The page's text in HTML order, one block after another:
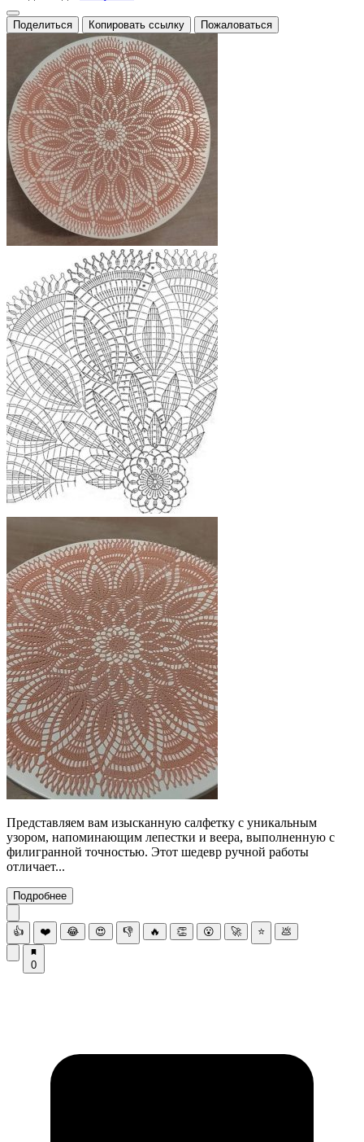
Поделиться Копировать ссылку Пожаловаться
Представляем вам изысканную салфетку с уникальным
узором, напоминающим лепестки и веера, выполненную с
филигранной точностью. Этот шедевр ручной работы
отличает...
Подробнее
👍 ❤️ 😂 😍 👎 🔥 👏 😮 🚀 ⭐ 💩
0